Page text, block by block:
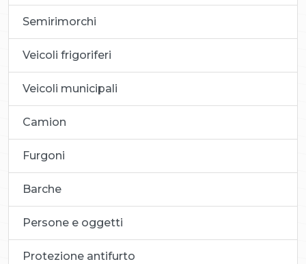
Semirimorchi
Veicoli frigoriferi
Veicoli municipali
Camion
Furgoni
Barche
Persone e oggetti
Protezione antifurto